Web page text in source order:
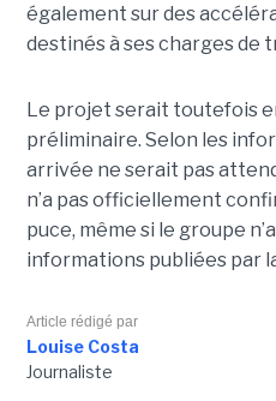
également sur des
destinés à ses charges de
Le projet serait toutefois
préliminaire. Selon les
arrivée ne serait pas
n’a pas officiellement
puce, même si le groupe
informations publiées par
Article rédigé par
Louise Costa
Journaliste